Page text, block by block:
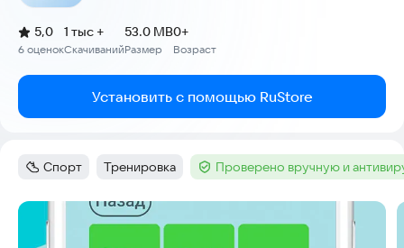
Рейтинг:
5,0
(
6 оценок
)
Скачиваний
1 тыс +
Размер
53.0 MB
Возраст
0+
Установить с помощью RuStore
Категория
Спорт Тег:
Тренировка Тег :Проверено вручную и
Скриншоты